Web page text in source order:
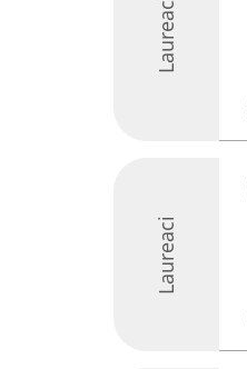
Laureaci
Laureaci